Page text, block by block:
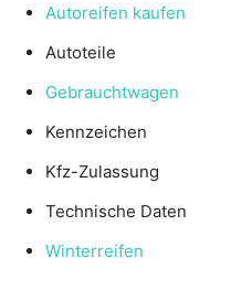
Autoreifen kaufen
Autoteile
Gebrauchtwagen
Kennzeichen
Kfz-Zulassung
Technische Daten
Winterreifen